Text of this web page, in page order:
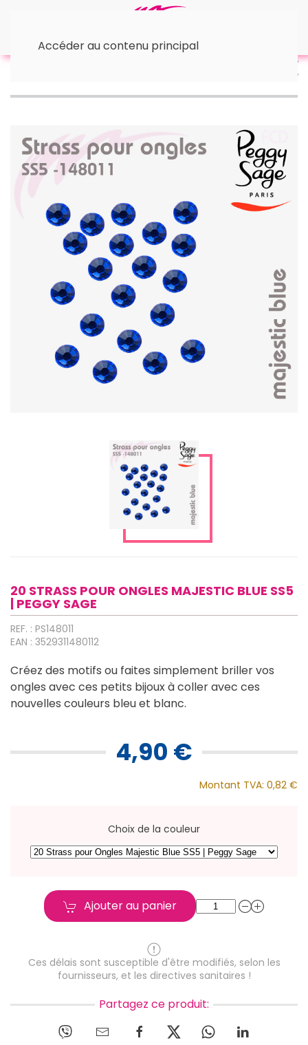
Accéder au contenu principal
20 STRASS POUR ONGLES MAJESTIC BLUE SS5
| PEGGY SAGE
REF. : PS148011
EAN : 3529311480112
Créez des motifs ou faites simplement briller vos
ongles avec ces petits bijoux à coller avec ces
nouvelles couleurs bleu et blanc.
4,90 €
Montant TVA: 0,82 €
Choix de la couleur
Ajouter au panier
Ces délais sont susceptible d'être modifiés, selon les
fournisseurs, et les directives sanitaires !
Partagez ce produit: